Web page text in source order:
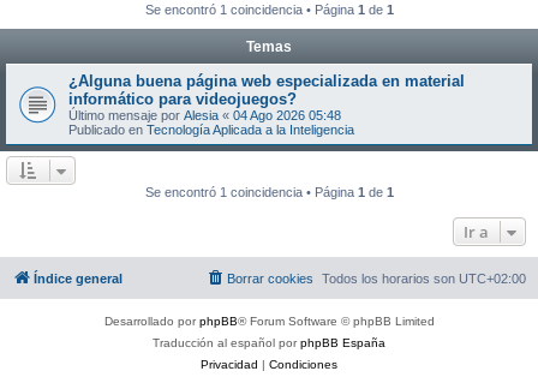
Se encontró 1 coincidencia • Página 1 de 1
Temas
¿Alguna buena página web especializada en material
informático para videojuegos?
Último mensaje por Alesia « 04 Ago 2026 05:48
Publicado en Tecnología Aplicada a la Inteligencia
Se encontró 1 coincidencia • Página 1 de 1
Ir a
Índice general Todos los horarios son UTC+02:00
Borrar cookies
Desarrollado porphpBB® Forum Software © phpBB Limited
Traducción al español porphpBB España
Privacidad | Condiciones